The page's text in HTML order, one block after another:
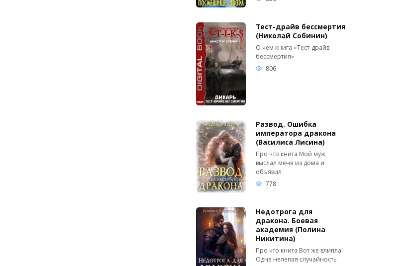
Тест-драйв бессмертия
(Николай Собинин)
О чем книга «Тест-драйв
бессмертия»
806
Развод. Ошибка
императора дракона
(Василиса Лисина)
Про что книга Мой муж
выслал меня из дома и
объявил
778
Недотрога для
дракона. Боевая
академия (Полина
Никитина)
Про что книга Вот же влипла!
Одна нелепая случайность